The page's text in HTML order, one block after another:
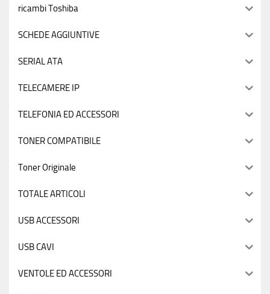
ricambi Toshiba
SCHEDE AGGIUNTIVE
SERIAL ATA
TELECAMERE IP
TELEFONIA ED ACCESSORI
TONER COMPATIBILE
Toner Originale
TOTALE ARTICOLI
USB ACCESSORI
USB CAVI
VENTOLE ED ACCESSORI